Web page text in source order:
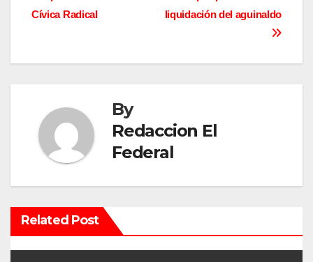
v
c
ó
n
d
liquidación del aguinaldo
Cívica Radical
By
Redaccion El
Federal
Related Post